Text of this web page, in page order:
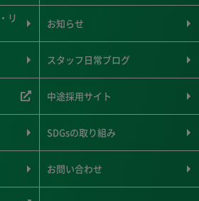
リ
お知らせ
スタッフ日常ブログ
中途採用サイト
SDGsの取り組み
お問い合わせ